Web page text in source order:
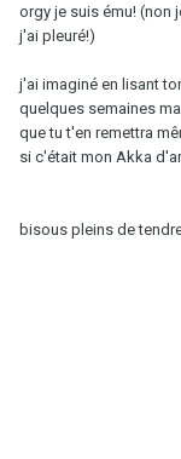
orgy je suis ému! (non
j'ai pleuré!)
j'ai imaginé en lisant
quelques semaines
que tu t'en remettra
si c'était mon Akka
bisous pleins de